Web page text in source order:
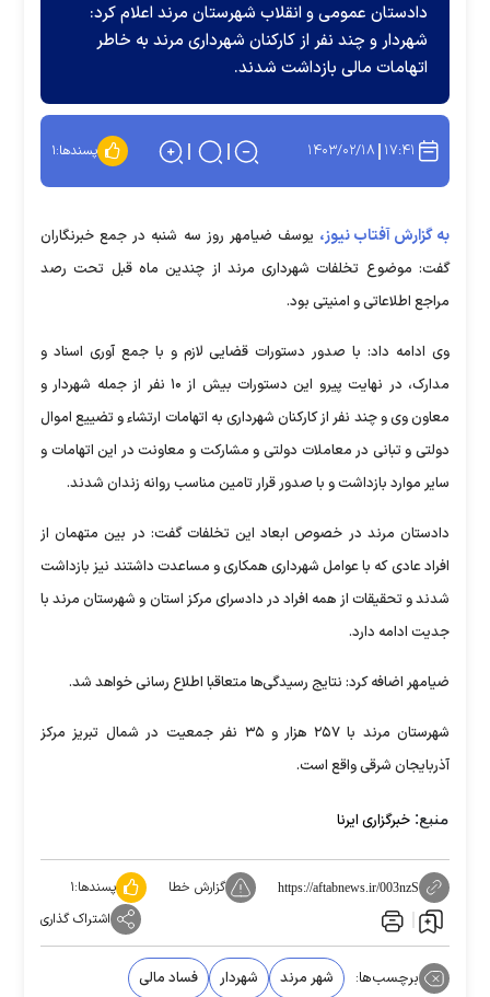
دادستان عمومی و انقلاب شهرستان مرند اعلام کرد:
شهردار و چند نفر از کارکنان شهرداری مرند به خاطر
اتهامات مالی بازداشت شدند.
۱۷:۴۱ ۱۴۰۳/۰۲/۱۸ پسندها:۱
به گزارش آفتاب نیوز، یوسف ضیامهر روز سه شنبه در جمع خبرنگاران
گفت: موضوع تخلفات شهرداری مرند از چندین ماه قبل تحت رصد
مراجع اطلاعاتی و امنیتی بود.
وی ادامه داد: با صدور دستورات قضایی لازم و با جمع آوری اسناد و
مدارک، در نهایت پیرو این دستورات بیش از ۱۰ نفر از جمله شهردار و
معاون وی و چند نفر از کارکنان شهرداری به اتهامات ارتشاء و تضییع اموال
دولتی و تبانی در معاملات دولتی و مشارکت و معاونت در این اتهامات و
سایر موارد بازداشت و با صدور قرار تامین مناسب روانه زندان شدند.
دادستان مرند در خصوص ابعاد این تخلفات گفت: در بین متهمان از
افراد عادی که با عوامل شهرداری همکاری و مساعدت داشتند نیز بازداشت
شدند و تحقیقات از همه افراد در دادسرای مرکز استان و شهرستان مرند با
جدیت ادامه دارد.
ضیامهر اضافه کرد: نتایج رسیدگی‌ها متعاقبا اطلاع رسانی خواهد شد.
شهرستان مرند با ۲۵۷ هزار و ۳۵ نفر جمعیت در شمال تبریز مرکز
آذربایجان شرقی واقع است.
منبع: خبرگزاری ایرنا
https://aftabnews.ir/003nzS گزارش خطا پسندها:۱
اشتراک گذاری
برچسب‌ها: شهر مرند شهردار فساد مالی